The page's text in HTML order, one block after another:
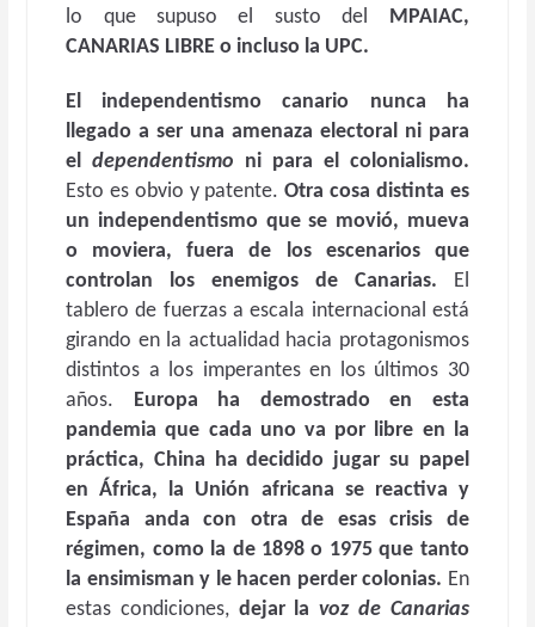
lo que supuso el susto del MPAIAC,
CANARIAS LIBRE o incluso la UPC.
El independentismo canario nunca ha
llegado a ser una amenaza electoral ni para
eldependentismo ni para el colonialismo.
Esto es obvio y patente.Otra cosa distinta es
un independentismo que se movió, mueva
o moviera, fuera de los escenarios que
controlan los enemigos de Canarias. El
tablero de fuerzas a escala internacional está
girando en la actualidad hacia protagonismos
distintos a los imperantes en los últimos 30
años. Europa ha demostrado en esta
pandemia que cada uno va por libre en la
práctica, China ha decidido jugar su papel
en África, la Unión africana se reactiva y
España anda con otra de esas crisis de
régimen, como la de 1898 o 1975 que tanto
la ensimisman y le hacen perder colonias. En
estas condiciones, dejar lavoz de Canarias